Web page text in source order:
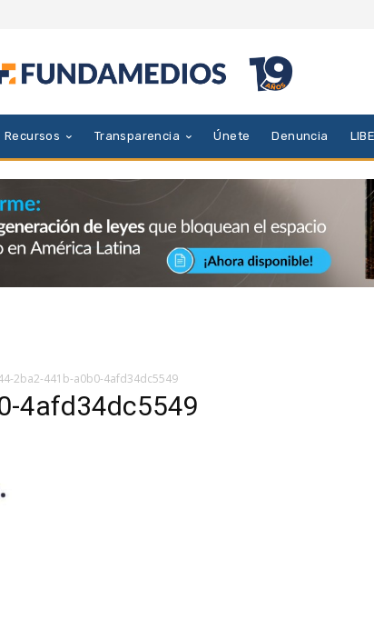
Recursos Transparencia Únete Denuncia
2ba2-441b-a0b0-4afd34dc5549
4afd34dc5549